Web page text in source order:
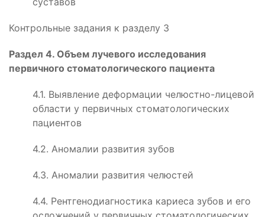
Контрольные задания к разделу 3
Раздел 4. Объем лучевого исследования
первичного стоматологического пациента
4.1. Выявление деформации челюстно-лицевой
области у первичных стоматологических
пациентов
4.2. Аномалии развития зубов
4.3. Аномалии развития челюстей
4.4. Рентгенодиагностика кариеса зубов и его